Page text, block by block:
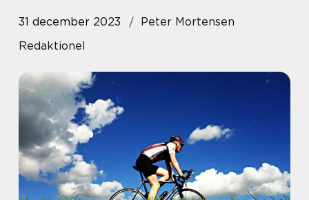
31 december 2023
Peter Mortensen
Redaktionel